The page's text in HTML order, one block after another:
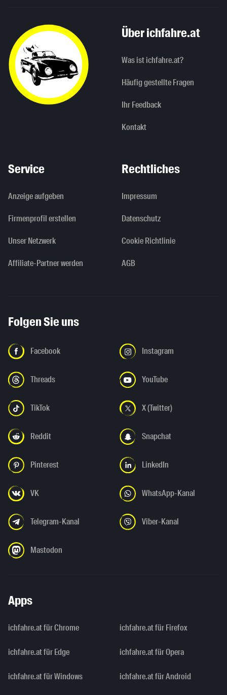
Über ichfahre.at
Was ist ichfahre.at?
Häufig gestellte Fragen
Ihr Feedback
Kontakt
Service
Anzeige aufgeben
Firmenprofil erstellen
Unser Netzwerk
Affiliate-Partner werden
Rechtliches
Impressum
Datenschutz
Cookie Richtlinie
AGB
Folgen Sie uns
Facebook Instagram
Threads YouTube
TikTok X (Twitter)
Reddit Snapchat
Pinterest LinkedIn
VK WhatsApp-Kanal
Telegram-Kanal Viber-Kanal
Mastodon
Apps
ichfahre.at für Chrome ichfahre.at für Firefox
ichfahre.at für Edge ichfahre.at für Opera
ichfahre.at für Windows ichfahre.at für Android